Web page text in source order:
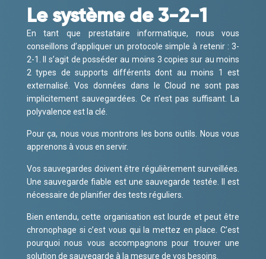
Le système de 3-2-1
En tant que prestataire informatique, nous vous
conseillons d’appliquer un protocole simple à retenir : 3-
2-1. Il s’agit de posséder au moins 3 copies sur au moins
2 types de supports différents dont au moins 1 est
externalisé. Vos données dans le Cloud ne sont pas
implicitement sauvegardées. Ce n’est pas suffisant. La
polyvalence est la clé.
Pour ça, nous vous montrons les bons outils. Nous vous
apprenons à vous en servir.
Vos sauvegardes doivent être régulièrement surveillées.
Une sauvegarde fiable est une sauvegarde testée. Il est
nécessaire de planifier des tests réguliers.
Bien entendu, cette organisation est lourde et peut être
chronophage si c’est vous qui la mettez en place. C’est
pourquoi nous vous accompagnons pour trouver une
solution de sauvegarde à la mesure de vos besoins.